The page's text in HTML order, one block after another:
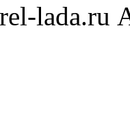
lada.ru